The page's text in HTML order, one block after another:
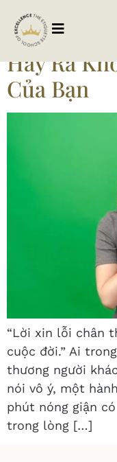
Tag:
Hãy Ra
Của Bạn
“Lời xin lỗi chân
cuộc đời.” Ai
thương người
nói vô ý, một
phút nóng giận
trong lòng […]